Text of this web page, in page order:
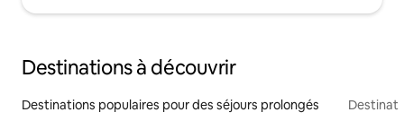
Destinations à découvrir
Destinations populaires pour des séjours prolongés